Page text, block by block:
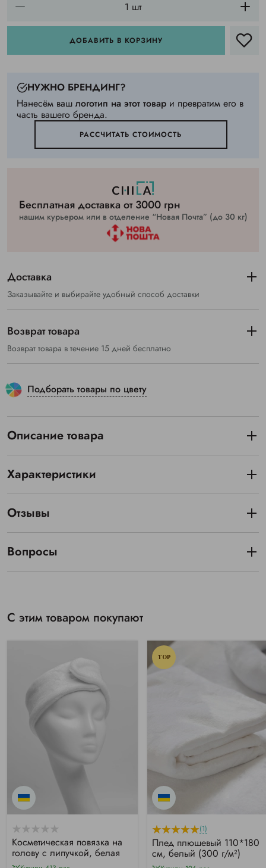
ДОБАВИТЬ В КОРЗИНУ
НУЖНО БРЕНДИНГ?
Нанесём ваш логотип на этот товар и превратим его в
часть вашего бренда.
РАССЧИТАТЬ СТОИМОСТЬ
Бесплатная доставка от 3000 грн
нашим курьером или в отделение “Новая Почта” (до 30 кг)
Доставка
Заказывайте и выбирайте удобный способ доставки
Возврат товара
Возврат товара в течение 15 дней бесплатно
Подборать товары по цвету
Описание товара
Характеристики
Отзывы
Вопросы
С этим товаром покупают
Косметическая повязка на
голову с липучкой, белая
TOP
(1)
Плед плюшевый 110*180
см, белый (300 г/м²)